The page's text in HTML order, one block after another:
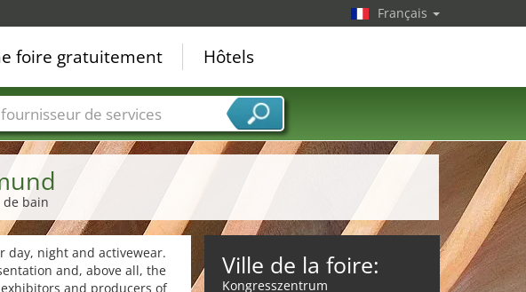
bain
day, night and activewear.
and, above all, the
and producers of
Ville de la foire:
Kongresszentrum
Français
foire gratuitement Hôtels
fournisseur de services